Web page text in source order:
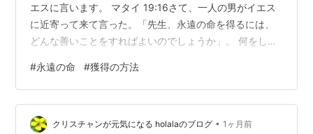
エスに言います。 マタイ 19:16さて、一人の男がイエス
に近寄って来て言った。「先生、永遠の命を得るには、
どんな善いことをすればよいのでしょうか」。 何をした
違和感はありません。イエスは答えます。 19:17「もし命
を得たいのなら、掟を守りなさい」。 イエスは掟につい
て具体的に語ります。 19:18～19「殺すな、姦淫する
な、盗むな、偽証するな、父母を敬え、また、隣人を自
#永遠の命 #獲得の方法
クリスチャンが元気になる holalaのブログ • 1ヶ月前